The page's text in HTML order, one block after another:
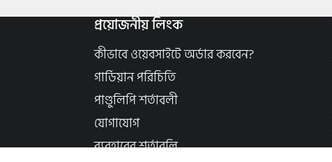
প্রয়োজনীয় লিংক
কীভাবে ওয়েবসাইটে অর্ডার করবেন?
গার্ডিয়ান পরিচিতি
পাণ্ডুলিপি শর্তাবলী
যোগাযোগ
ব্যবহারের শর্তাবলি